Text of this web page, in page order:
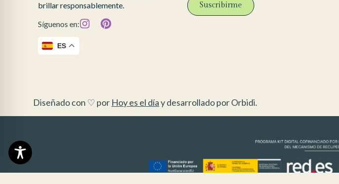
brillar responsablemente.
Síguenos en:
ES
Suscribirme
Diseñado con ♡ por Hoy es el díay desarrollado por Orbidi.